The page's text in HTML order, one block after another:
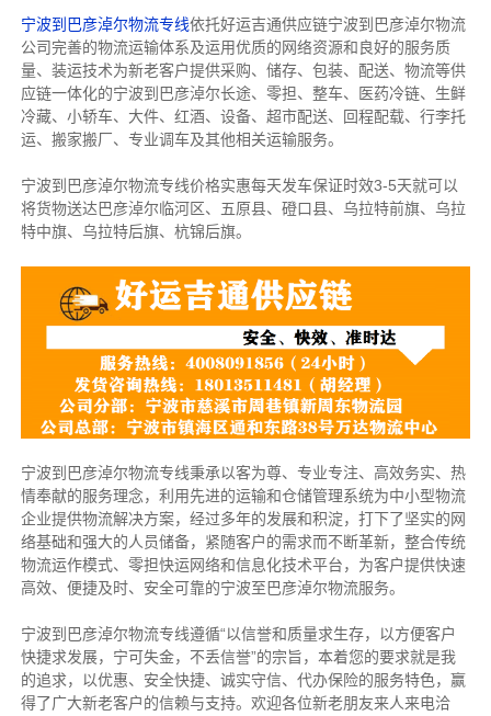
宁波到巴彦淖尔物流专线依托好运吉通供应链宁波到巴彦淖尔物流
公司完善的物流运输体系及运用优质的网络资源和良好的服务质
量、装运技术为新老客户提供采购、储存、包装、配送、物流等供
应链一体化的宁波到巴彦淖尔长途、零担、整车、医药冷链、生鲜
冷藏、小轿车、大件、红酒、设备、超市配送、回程配载、行李托
运、搬家搬厂、专业调车及其他相关运输服务。
宁波到巴彦淖尔物流专线价格实惠每天发车保证时效3-5天就可以
将货物送达巴彦淖尔临河区、五原县、磴口县、乌拉特前旗、乌拉
特中旗、乌拉特后旗、杭锦后旗。
宁波到巴彦淖尔物流专线秉承以客为尊、专业专注、高效务实、热
情奉献的服务理念，利用先进的运输和仓储管理系统为中小型物流
企业提供物流解决方案，经过多年的发展和积淀，打下了坚实的网
络基础和强大的人员储备，紧随客户的需求而不断革新，整合传统
物流运作模式、零担快运网络和信息化技术平台，为客户提供快速
高效、便捷及时、安全可靠的宁波至巴彦淖尔物流服务。
宁波到巴彦淖尔物流专线遵循“以信誉和质量求生存，以方便客户
快捷求发展，宁可失金，不丢信誉”的宗旨，本着您的要求就是我
的追求，以优惠、安全快捷、诚实守信、代办保险的服务特色，赢
得了广大新老客户的信赖与支持。欢迎各位新老朋友来人来电洽